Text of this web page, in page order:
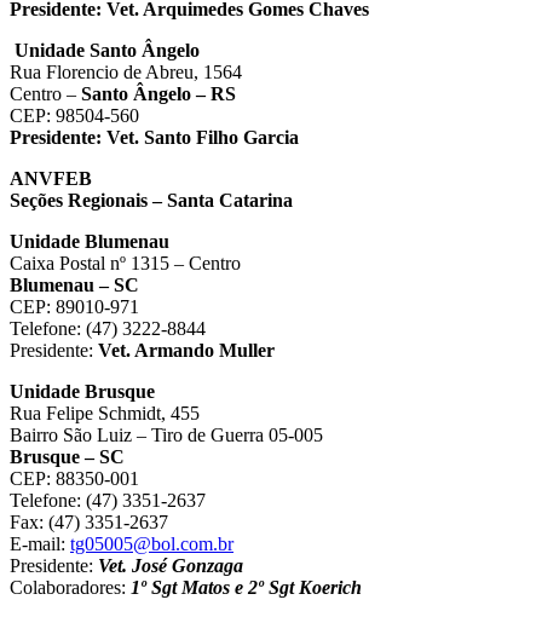
Presidente: Vet. Arquimedes Gomes Chaves
Unidade Santo Ângelo
Rua Florencio de Abreu, 1564
Centro – Santo Ângelo – RS
CEP: 98504-560
Presidente: Vet. Santo Filho Garcia
ANVFEB
Seções Regionais – Santa Catarina
Unidade Blumenau
Caixa Postal nº 1315 – Centro
Blumenau – SC
CEP: 89010-971
Telefone: (47) 3222-8844
Presidente: Vet. Armando Muller
Unidade Brusque
Rua Felipe Schmidt, 455
Bairro São Luiz – Tiro de Guerra 05-005
Brusque – SC
CEP: 88350-001
Telefone: (47) 3351-2637
Fax: (47) 3351-2637
E-mail: tg05005@bol.com.br
Presidente: Vet. José Gonzaga
Colaboradores: 1º Sgt Matos e 2º Sgt Koerich